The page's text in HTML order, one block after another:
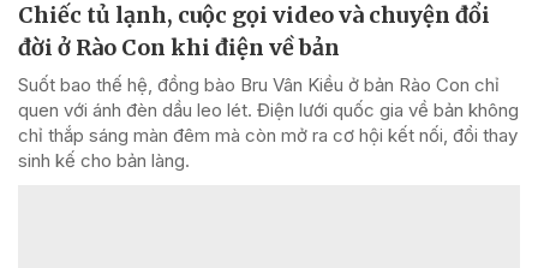
Chiếc tủ lạnh, cuộc gọi video và chuyện đổi
đời ở Rào Con khi điện về bản
Suốt bao thế hệ, đồng bào Bru Vân Kiều ở bản Rào Con chỉ
quen với ánh đèn dầu leo lét. Điện lưới quốc gia về bản không
chỉ thắp sáng màn đêm mà còn mở ra cơ hội kết nối, đổi thay
sinh kế cho bản làng.